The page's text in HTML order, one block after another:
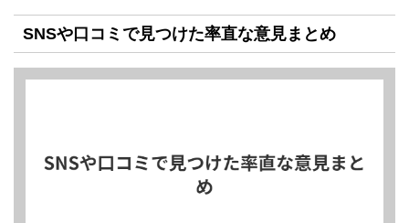
SNSや口コミで見つけた率直な意見まとめ